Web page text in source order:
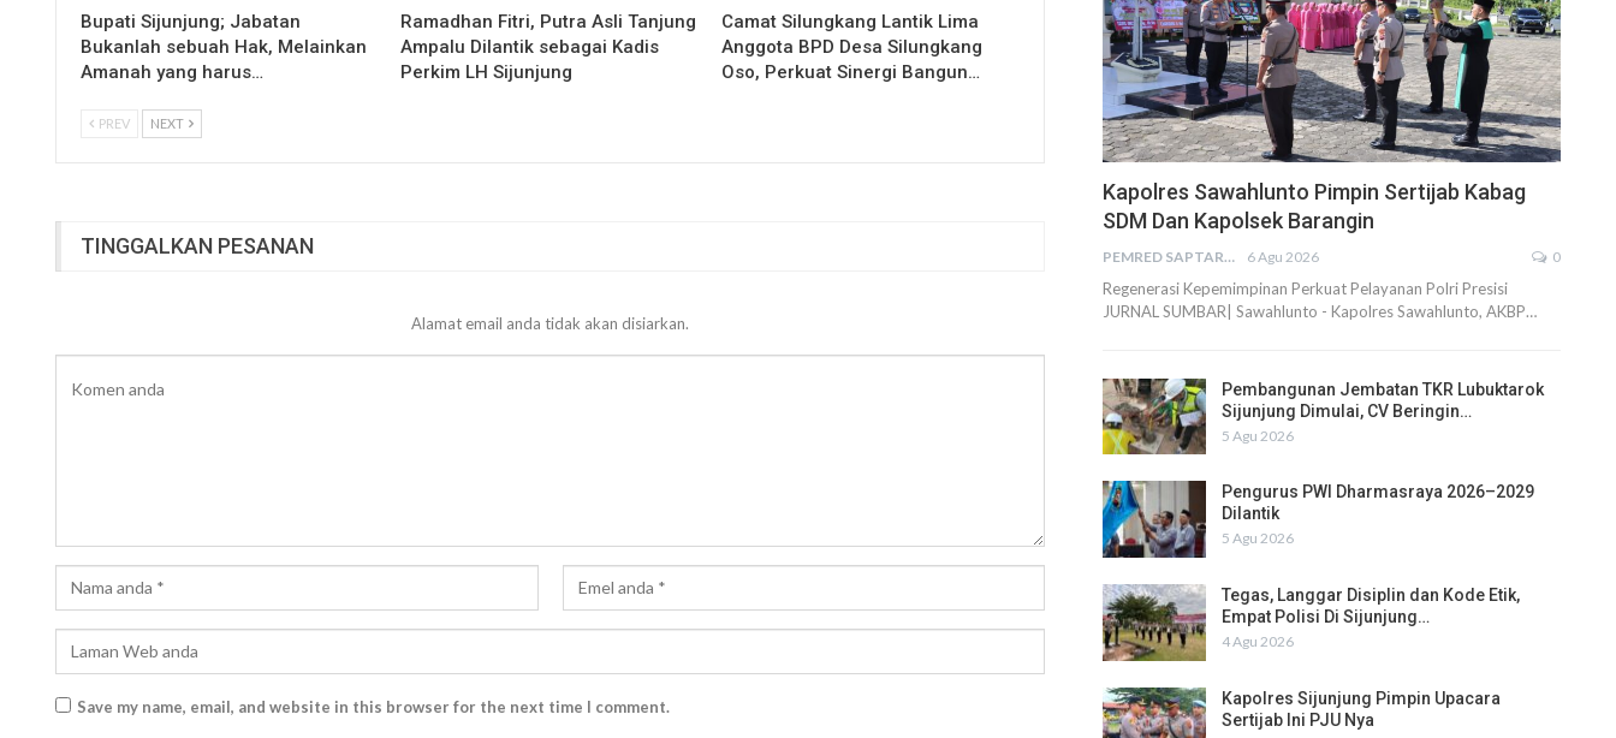
Bupati Sijunjung; Jabatan
Bukanlah sebuah Hak, Melainkan
Amanah yang harus…
Ramadhan Fitri, Putra Asli Tanjung
Ampalu Dilantik sebagai Kadis
Perkim LH Sijunjung
Camat Silungkang Lantik Lima
Anggota BPD Desa Silungkang
Oso, Perkuat Sinergi Bangun…
PREV NEXT
TINGGALKAN PESANAN
Alamat email anda tidak akan disiarkan.
Save my name, email, and website in this browser for the next time I comment.
Kapolres Sawahlunto Pimpin Sertijab Kabag
SDM Dan Kapolsek Barangin
PEMRED SAPTARIUS 6 Agu 2026 0
Regenerasi Kepemimpinan Perkuat Pelayanan Polri Presisi
JURNAL SUMBAR| Sawahlunto - Kapolres Sawahlunto, AKBP…
Pembangunan Jembatan TKR Lubuktarok
Sijunjung Dimulai, CV Beringin…
5 Agu 2026
Pengurus PWI Dharmasraya 2026–2029
Dilantik
5 Agu 2026
Tegas, Langgar Disiplin dan Kode Etik,
Empat Polisi Di Sijunjung…
4 Agu 2026
Kapolres Sijunjung Pimpin Upacara
Sertijab Ini PJU Nya